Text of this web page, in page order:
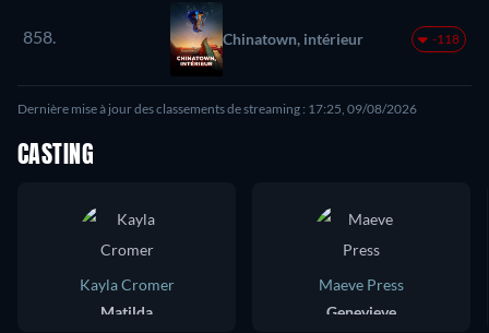
858. Chinatown, intérieur -118
Dernière mise à jour des classements de streaming : 17:25, 09/08/2026
CASTING
Kayla Cromer
Matilda
Maeve Press
Genevieve